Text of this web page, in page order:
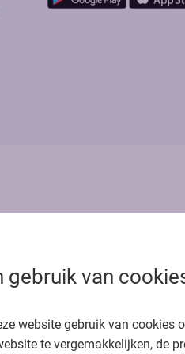
gebruik van
website gebruik van cookies
te vergemakkelijken, de
Privacy statement
Cookie
Richtlijnen